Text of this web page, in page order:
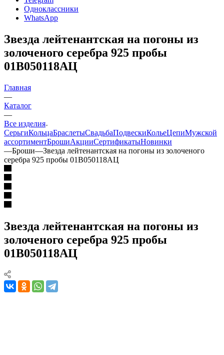
Одноклассники
WhatsApp
Звезда лейтенантская на погоны из
золоченого серебра 925 пробы
01В050118АЦ
Главная
—
Каталог
—
Все изделия
СерьгиКольцаБраслетыСвадьбаПодвескиКольеЦепиМужской
ассортиментБрошиАкцииСертификатыНовинки
—Броши—Звезда лейтенантская на погоны из золоченого
серебра 925 пробы 01В050118АЦ
Звезда лейтенантская на погоны из
золоченого серебра 925 пробы
01В050118АЦ